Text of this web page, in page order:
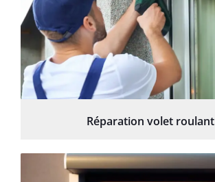
Réparation volet roulant